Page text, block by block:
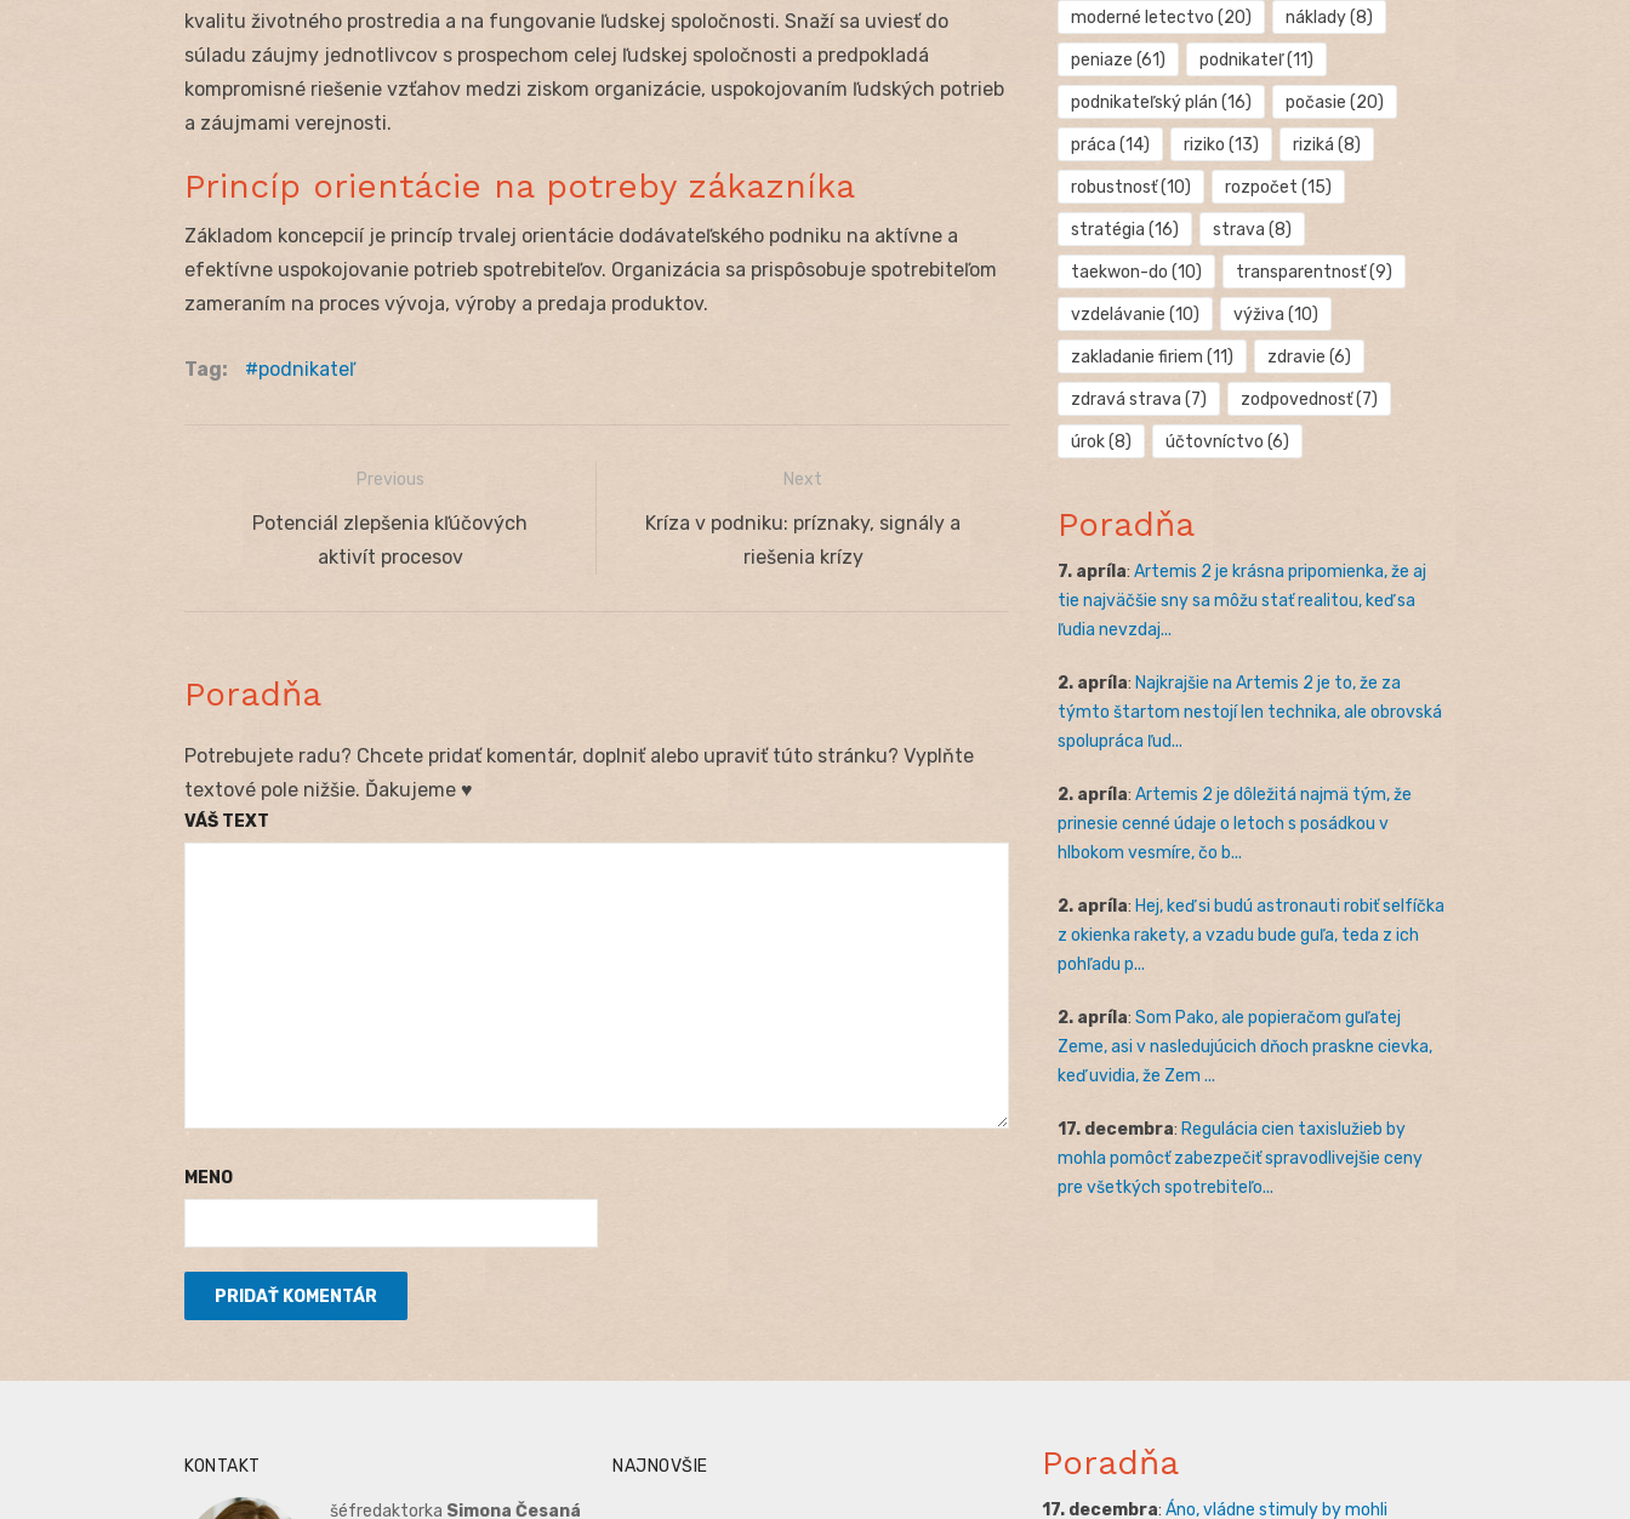
kvalitu životného prostredia a na fungovanie ľudskej spoločnosti. Snaží sa uviesť do
súladu záujmy jednotlivcov s prospechom celej ľudskej spoločnosti a predpokladá
kompromisné riešenie vzťahov medzi ziskom organizácie, uspokojovaním ľudských potrieb
a záujmami verejnosti.
Princíp orientácie na potreby zákazníka
Základom koncepcií je princíp trvalej orientácie dodávateľského podniku na aktívne a
efektívne uspokojovanie potrieb spotrebiteľov. Organizácia sa prispôsobuje spotrebiteľom
zameraním na proces vývoja, výroby a predaja produktov.
Tag: podnikateľ
Navigácia
Previous
Previous
Potenciál zlepšenia kľúčových
aktivít procesov
Next
Next
Kríza v podniku: príznaky, signály a
riešenia krízy
Poradňa
Potrebujete radu? Chcete pridať komentár, doplniť alebo upraviť túto stránku? Vyplňte
textové pole nižšie. Ďakujeme ♥
VÁŠ TEXT
MENO
moderné letectvo (20) náklady(8)
peniaze (61) podnikateľ(11)
podnikateľský plán (16) počasie (20)
práca (14) riziko (13) riziká (8)
robustnosť(10) rozpočet (15)
stratégia (16) strava (8)
taekwon-do (10) transparentnosť(9)
vzdelávanie (10) výživa (10)
zakladanie firiem (11) zdravie (6)
zdravá strava (7) zodpovednosť(7)
úrok(8) účtovníctvo (6)
Poradňa
7. apríla: Artemis 2 je krásna pripomienka, že aj
tie najväčšie sny sa môžu stať realitou, keď sa
ľudia nevzdaj...
2. apríla: Najkrajšie na Artemis 2 je to, že za
týmto štartom nestojí len technika, ale obrovská
spolupráca ľud...
2. apríla: Artemis 2 je dôležitá najmä tým, že
prinesie cenné údaje o letoch s posádkou v
hlbokom vesmíre, čo b...
2. apríla: Hej, keď si budú astronauti robiť selfíčka
z okienka rakety, a vzadu bude guľa, teda z ich
pohľadu p...
2. apríla: Som Pako, ale popieračom guľatej
Zeme, asi v nasledujúcich dňoch praskne cievka,
keď uvidia, že Zem ...
17. decembra: Regulácia cien taxislužieb by
mohla pomôcť zabezpečiť spravodlivejšie ceny
pre všetkých spotrebiteľo...
KONTAKT
šéfredaktorka Simona Česaná
NAJNOVŠIE Poradňa
17. decembra: Áno, vládne stimuly by mohli